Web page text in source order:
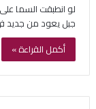
لو انطبقت السما
جبل يعود من جديد
أكمل القراءة »